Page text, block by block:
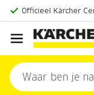
Officieel Kärcher
Klantenscore:9,3/